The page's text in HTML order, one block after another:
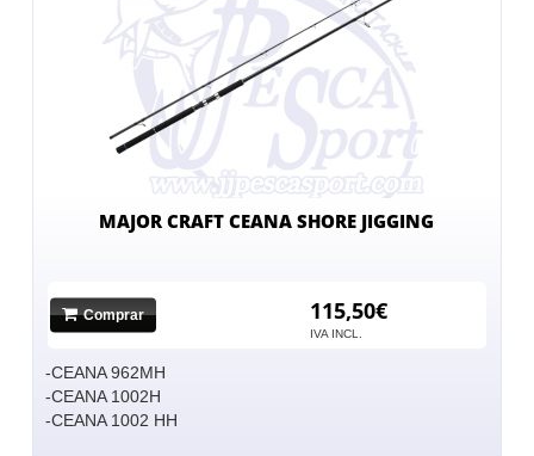
MAJOR CRAFT CEANA SHORE JIGGING
Comprar 115,50€
IVA INCL.
-CEANA 962MH
-CEANA 1002H
-CEANA 1002 HH